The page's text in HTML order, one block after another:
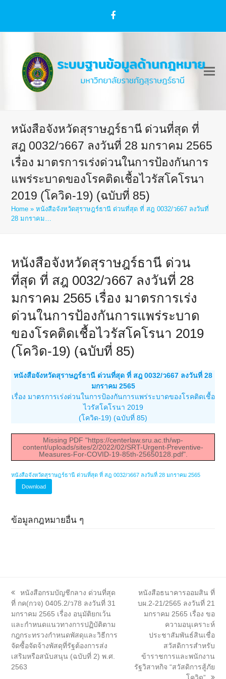
Facebook
หนังสือจังหวัดสุราษฎร์ธานี ด่วนที่สุด ที่
สฎ 0032/ว667 ลงวันที่ 28 มกราคม 2565
เรื่อง มาตรการเร่งด่วนในการป้องกันการ
แพร่ระบาดของโรคติดเชื้อไวรัสโคโรนา
2019 (โควิด-19) (ฉบับที่ 85)
Home »หนังสือจังหวัดสุราษฎร์ธานี ด่วนที่สุด ที่ สฎ 0032/ว667 ลงวันที่
28 มกราคม…
หนังสือจังหวัดสุราษฎร์ธานี ด่วน
ที่สุด ที่ สฎ 0032/ว667 ลงวันที่ 28
มกราคม 2565 เรื่อง มาตรการเร่ง
ด่วนในการป้องกันการแพร่ระบาด
ของโรคติดเชื้อไวรัสโคโรนา 2019
(โควิด-19) (ฉบับที่ 85)
หนังสือจังหวัดสุราษฎร์ธานี ด่วนที่สุด ที่ สฎ 0032/ว667 ลงวันที่ 28
มกราคม 2565
เรื่อง มาตรการเร่งด่วนในการป้องกันการแพร่ระบาดของโรคติดเชื้อ
ไวรัสโคโรนา 2019
(โควิด-19) (ฉบับที่ 85)
Missing PDF "https://centerlaw.sru.ac.th/wp-
content/uploads/sites/2/2022/02/SRT-Urgent-Preventive-
Measures-For-COVID-19-85th-25650128.pdf".
หนังสือจังหวัดสุราษฎร์ธานี ด่วนที่สุด ที่ สฎ 0032/ว667 ลงวันที่ 28 มกราคม 2565
Download
ข้อมูลกฎหมายอื่น ๆ
previous
post:
หนังสือกรมบัญชีกลาง ด่วนที่สุด
ที่ กค(กวจ) 0405.2/ว78 ลงวันที่ 31
มกราคม 2565 เรื่อง อนุมัติยกเว้น
และกำหนดแนวทางการปฏิบัติตาม
กฎกระทรวงกำหนดพัสดุและวิธีการ
จัดซื้อจัดจ้างพัสดุที่รัฐต้องการส่ง
เสริมหรือสนับสนุน (ฉบับที่ 2) พ.ศ.
2563
next
post:
หนังสือธนาคารออมสิน ที่
บผ.2-21/2565 ลงวันที่ 21
มกราคม 2565 เรื่อง ขอ
ความอนุเคราะห์
ประชาสัมพันธ์สินเชื่อ
สวัสดิการสำหรับ
ข้าราชการและพนักงาน
รัฐวิสาหกิจ “สวัสดิการสู้ภัย